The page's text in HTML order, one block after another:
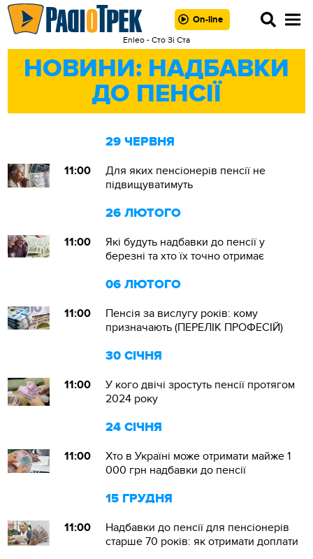
On-line
Enleo - Сто Зі Ста
НОВИНИ: НАДБАВКИ
ДО ПЕНСІЇ
29 ЧЕРВНЯ
11:00
Для яких пенсіонерів пенсії не
підвищуватимуть
26 ЛЮТОГО
11:00
Які будуть надбавки до пенсії у
березні та хто їх точно отримає
06 ЛЮТОГО
11:00
Пенсія за вислугу років: кому
призначають (ПЕРЕЛІК ПРОФЕСІЙ)
30 СІЧНЯ
11:00
У кого двічі зростуть пенсії протягом
2024 року
24 СІЧНЯ
11:00
Хто в Україні може отримати майже 1
000 грн надбавки до пенсії
15 ГРУДНЯ
11:00
Надбавки до пенсії для пенсіонерів
старше 70 років: як отримати доплати